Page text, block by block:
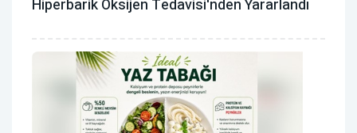
Hiperbarik Oksijen Tedavisi'nden Yararlandı